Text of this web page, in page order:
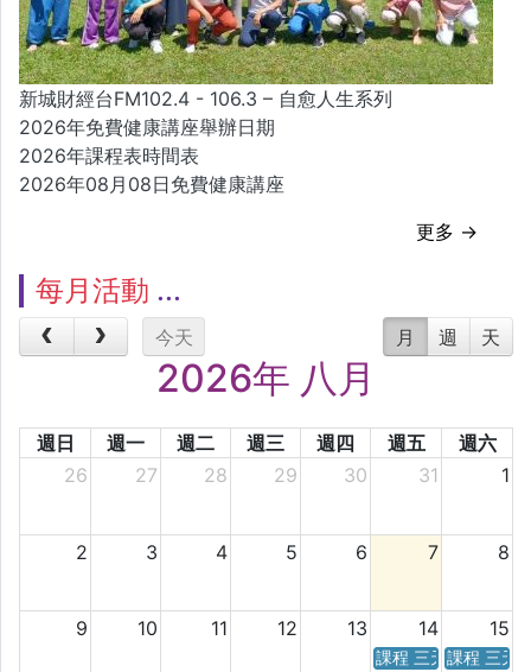
新城財經台FM102.4 - 106.3 – 自愈人生系列
2026年免費健康講座舉辦日期
2026年課程表時間表
2026年08月08日免費健康講座
更多 →
每月活動
今天 月 週 天
2026年 八月
週日 週一 週二 週三 週四 週五
週六
26
27 28 29 30 31 1
2 3 4 5 6 7 8
9 10 11 12 13 14 15
課程 三天／六天 時
課程 三天